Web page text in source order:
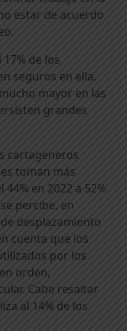
estar de acuerdo
de los
seguros en ella.
mayor en las
grandes
cartageneros
toman más
en 2022 a 52%
percibe, en
desplazamiento
cuenta que los
por los
orden,
Cabe resaltar
al 14% de los